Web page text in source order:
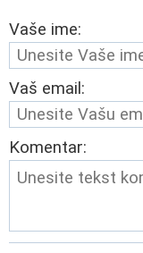
Vaše ime:
Vaš email:
Komentar: